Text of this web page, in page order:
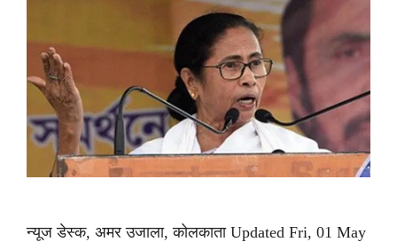
न्यूज डेस्क, अमर उजाला, कोलकाता Updated Fri, 01 May